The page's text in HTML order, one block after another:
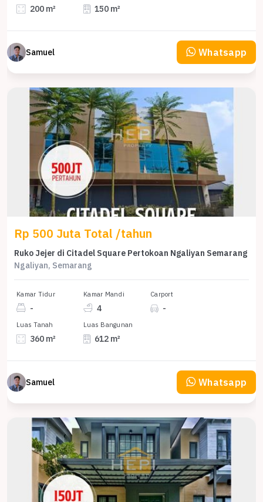
200 m² 150 m²
Samuel Whatsapp
Rp 500 Juta Total /tahun
Ruko Jejer di Citadel Square Pertokoan Ngaliyan Semarang
Ngaliyan, Semarang
Kamar Tidur
-
Kamar Mandi
4
Carport
-
Luas Tanah
360 m²
Luas Bangunan
612 m²
Samuel Whatsapp